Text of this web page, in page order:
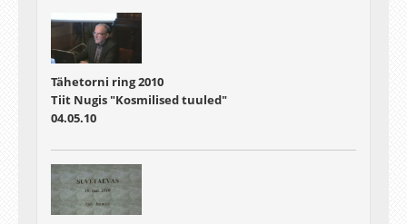
Tähetorni ring 2010
Tiit Nugis "Kosmilised tuuled"
04.05.10